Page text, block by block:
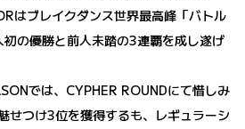
はブレイクダンス世界最高峰「バトル
の優勝と前人未踏の3連覇を成し遂げ
では、CYPHER ROUNDにて惜しみ
せつけ3位を獲得するも、レギュラーシ